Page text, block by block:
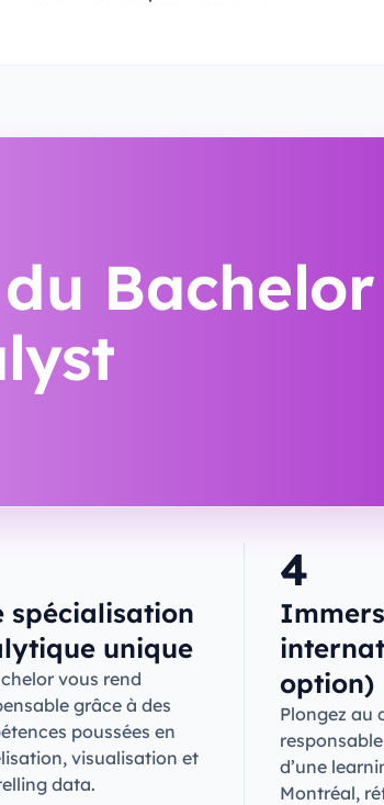
Bachelor
spécialisation
unique
vous rend
grâce à des
poussées en
visualisation et
data.
4
option)
Plongez au
d’une
Montréal,